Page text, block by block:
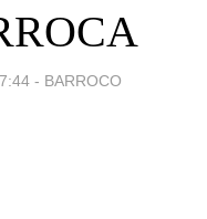
- BARROCO